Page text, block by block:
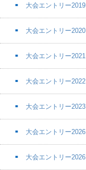
大会エントリー2019
大会エントリー2020
大会エントリー2021
大会エントリー2022
大会エントリー2023
大会エントリー2026
大会エントリー2026